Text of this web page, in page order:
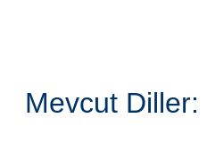
Mevcut Diller: